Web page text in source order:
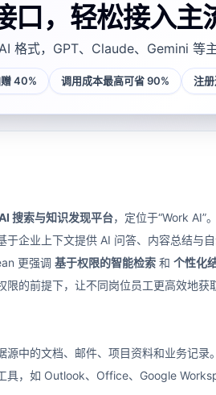
口，轻松接入主
格式，GPT、Claude、Gemini 等
40% 调用成本最高可省 90% 注
搜索与知识发现平台，定位于“Work AI”
于企业上下文提供 AI 问答、内容总结与自
更强调 基于权限的智能检索 和 个性化
限的前提下，让不同岗位员工更高效地获
中的文档、邮件、项目资料和业务记录。
具，如 Outlook、Office、Google